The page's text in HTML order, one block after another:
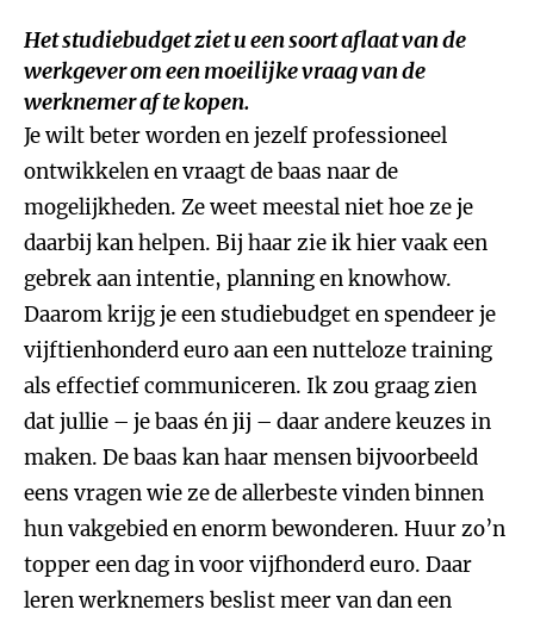
Het studiebudget ziet u een soort aflaat van de
werkgever om een moeilijke vraag van de
werknemer af te kopen.
Je wilt beter worden en jezelf professioneel
ontwikkelen en vraagt de baas naar de
mogelijkheden. Ze weet meestal niet hoe ze je
daarbij kan helpen. Bij haar zie ik hier vaak een
gebrek aan intentie, planning en knowhow.
Daarom krijg je een studiebudget en spendeer je
vijftienhonderd euro aan een nutteloze training
als effectief communiceren. Ik zou graag zien
dat jullie – je baas én jij – daar andere keuzes in
maken. De baas kan haar mensen bijvoorbeeld
eens vragen wie ze de allerbeste vinden binnen
hun vakgebied en enorm bewonderen. Huur zo’n
topper een dag in voor vijfhonderd euro. Daar
leren werknemers beslist meer van dan een